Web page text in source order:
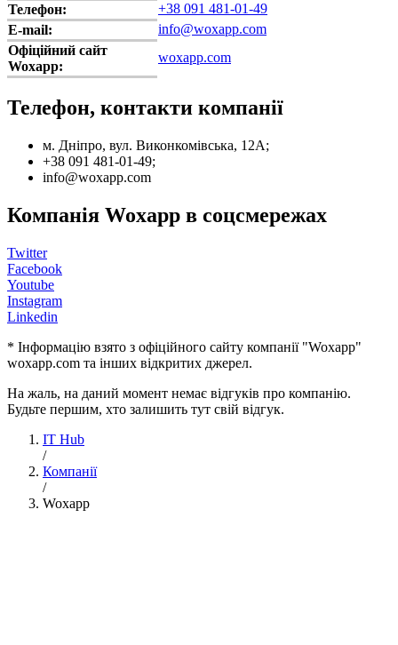
Телефон:
+38 091 481-01-49
E-mail:
info@woxapp.com
Офіційний сайт
Woxapp:
woxapp.com
Телефон, контакти компанії
м. Дніпро, вул. Виконкомівська, 12А;
+38 091 481-01-49;
info@woxapp.com
Компанія Woxapp в соцсмережах
Twitter
Facebook
Youtube
Instagram
Linkedin
* Інформацію взято з офіційного сайту компанії "Woxapp"
woxapp.com та інших відкритих джерел.
На жаль, на даний момент немає відгуків про компанію.
Будьте першим, хто залишить тут свій відгук.
IT Hub
/
Компанії
/
Woxapp